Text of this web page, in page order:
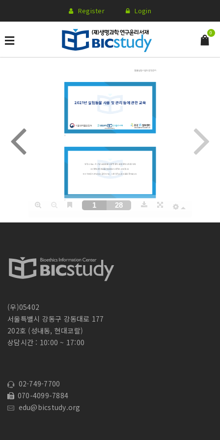
Register Login
0
(우)05402
서울특별시 강동구 강동대로 177
202호 (성내동, 현대코랄)
상담시간 : 10:00 ~ 17:00
02-749-7700
070-4099-7884
edu@bicstudy.org